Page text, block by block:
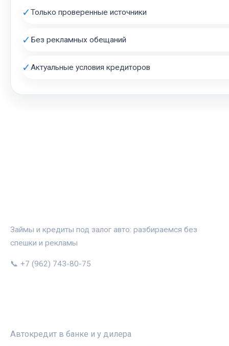
✓Только проверенные источники
✓ Без рекламных обещаний
✓Актуальные условия кредиторов
Займы и кредиты под залог авто: разбираемся без
спешки и рекламы
📞 +7 (962) 743-80-75
Автокредит в банке и у дилера